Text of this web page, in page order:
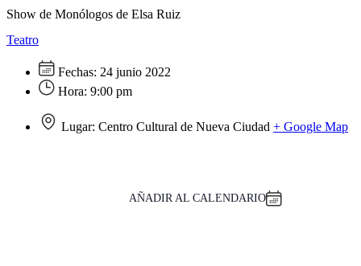
Show de Monólogos de Elsa Ruiz
Teatro
Fechas: 24 junio 2022
Hora: 9:00 pm
Lugar: Centro Cultural de Nueva Ciudad + Google Map
AÑADIR AL CALENDARIO